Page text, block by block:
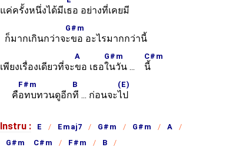
แค่ครั้งหนึ่งได้มีเธอ อย่างที่เคยมี
ก็มากเกินกว่าจ
G#m
ะขอ อะไรมากกว่านี้
เพียงเรื่องเดียวที่จะ
A
ขอ เธอ
G#m
ในวัน ...
C#m
นี้
คื
F#m
อทบทวนดูอีก
B
ที ... ก่อนจะ
(E)
ไป
Instru : E Emaj7 G#m G#m
A
G#m C#m
F#m B